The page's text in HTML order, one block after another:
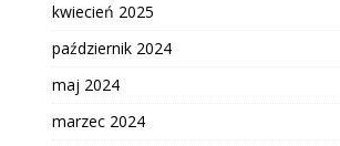
kwiecień 2025
październik 2024
maj 2024
marzec 2024